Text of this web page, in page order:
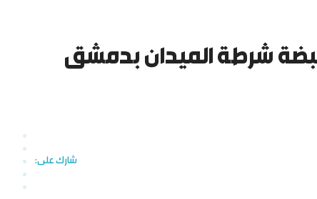
شرطة الميدان بدمشق